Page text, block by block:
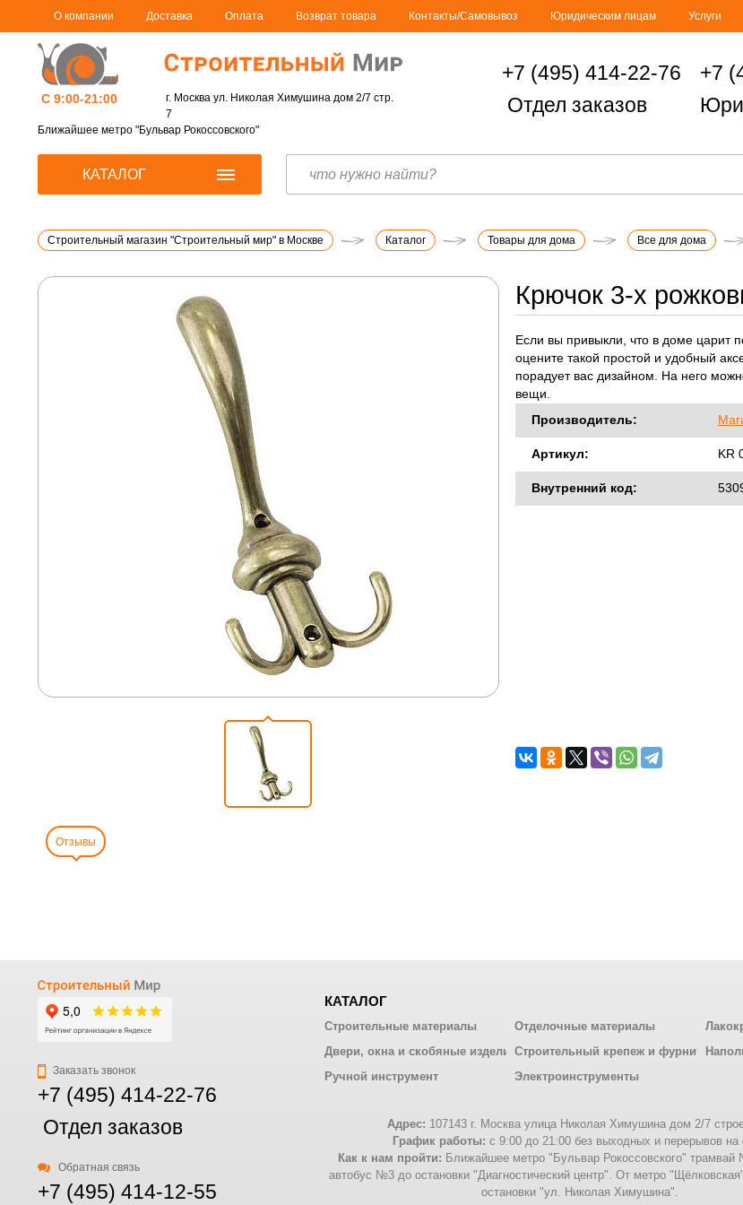
О компании Доставка Оплата Возврат товара Контакты/Самовывоз Юридическим лицам Услуги
С 9:00-21:00
г. Москва ул. Николая Химушина дом 2/7 стр.
7
Ближайшее метро "Бульвар Рокоссовского"
+7 (495) 414-22-76
Отдел заказов
+7
КАТАЛОГ
Строительный магазин "Строительный мир" в Москве Каталог Товары для дома Все для дома
Крючок 3-х
Если вы привыкли, что в доме царит
оцените такой простой и удобный
порадует вас дизайном. На него
вещи.
Производитель:
Артикул: KR
Внутренний код:
Отзывы
Заказать звонок
+7 (495) 414-22-76
Отдел заказов
Обратная связь
+7 (495) 414-12-55
КАТАЛОГ
Строительные материалы Отделочные материалы
Двери, окна и скобяные изделияСтроительный крепеж и фурнитура
Ручной инструмент
Электроинструменты
Адрес: 107143 г. Москва улица Николая Химушина дом 2/7
График работы: с 9:00 до 21:00 без выходных и перерывов на
Как к нам пройти: Ближайшее метро "Бульвар Рокоссовского"
автобус №3 до остановки "Диагностический центр". От метро
остановки "ул. Николая Химушина".